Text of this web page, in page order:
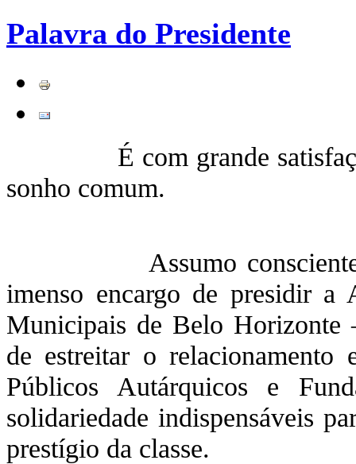
Palavra do Presidente
É com grande satisfação
sonho comum.
Assumo consciente da
imenso encargo de presidir a
Municipais de Belo Horizonte
de estreitar o relacionamento
Públicos Autárquicos e
solidariedade indispensáveis
prestígio da classe.